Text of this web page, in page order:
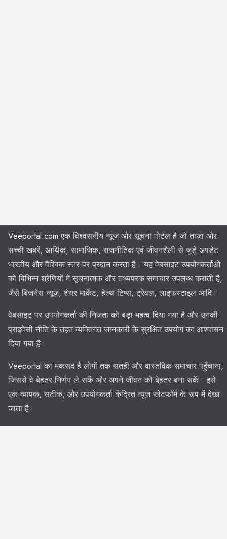
Veeportal.com एक विश्वसनीय न्यूज और सूचना पोर्टल है जो ताज़ा और
सच्ची खबरें, आर्थिक, सामाजिक, राजनीतिक एवं जीवनशैली से जुड़े अपडेट
भारतीय और वैश्विक स्तर पर प्रदान करता है। यह वेबसाइट उपयोगकर्ताओं
को विभिन्न श्रेणियों में सूचनात्मक और तथ्यपरक समाचार उपलब्ध कराती है,
जैसे बिजनेस न्यूज़, शेयर मार्केट, हेल्थ टिप्स, ट्रेवल, लाइफस्टाइल आदि।
वेबसाइट पर उपयोगकर्ता की निजता को बड़ा महत्व दिया गया है और उनकी
प्राइवेसी नीति के तहत व्यक्तिगत जानकारी के सुरक्षित उपयोग का आश्वासन
दिया गया है।
Veeportal का मकसद है लोगों तक सतही और वास्तविक समाचार पहुँचाना,
जिससे वे बेहतर निर्णय ले सकें और अपने जीवन को बेहतर बना सकें। इसे
एक व्यापक, सटीक, और उपयोगकर्ता केंद्रित न्यूज प्लेटफॉर्म के रूप में देखा
जाता है।